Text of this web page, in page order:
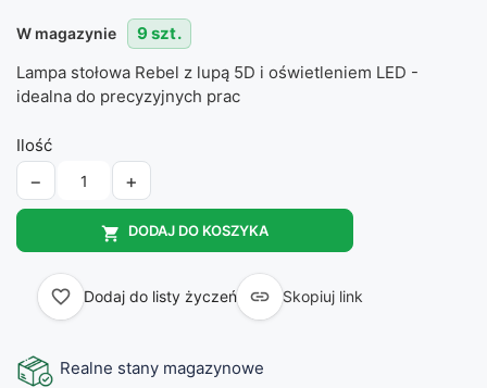
W magazynie
9 szt.
Lampa stołowa Rebel z lupą 5D i oświetleniem LED -
idealna do precyzyjnych prac
Ilość
− +
 DODAJ DO KOSZYKA
favorite_border Dodaj do listy życzeń  Skopiuj link
Realne stany magazynowe